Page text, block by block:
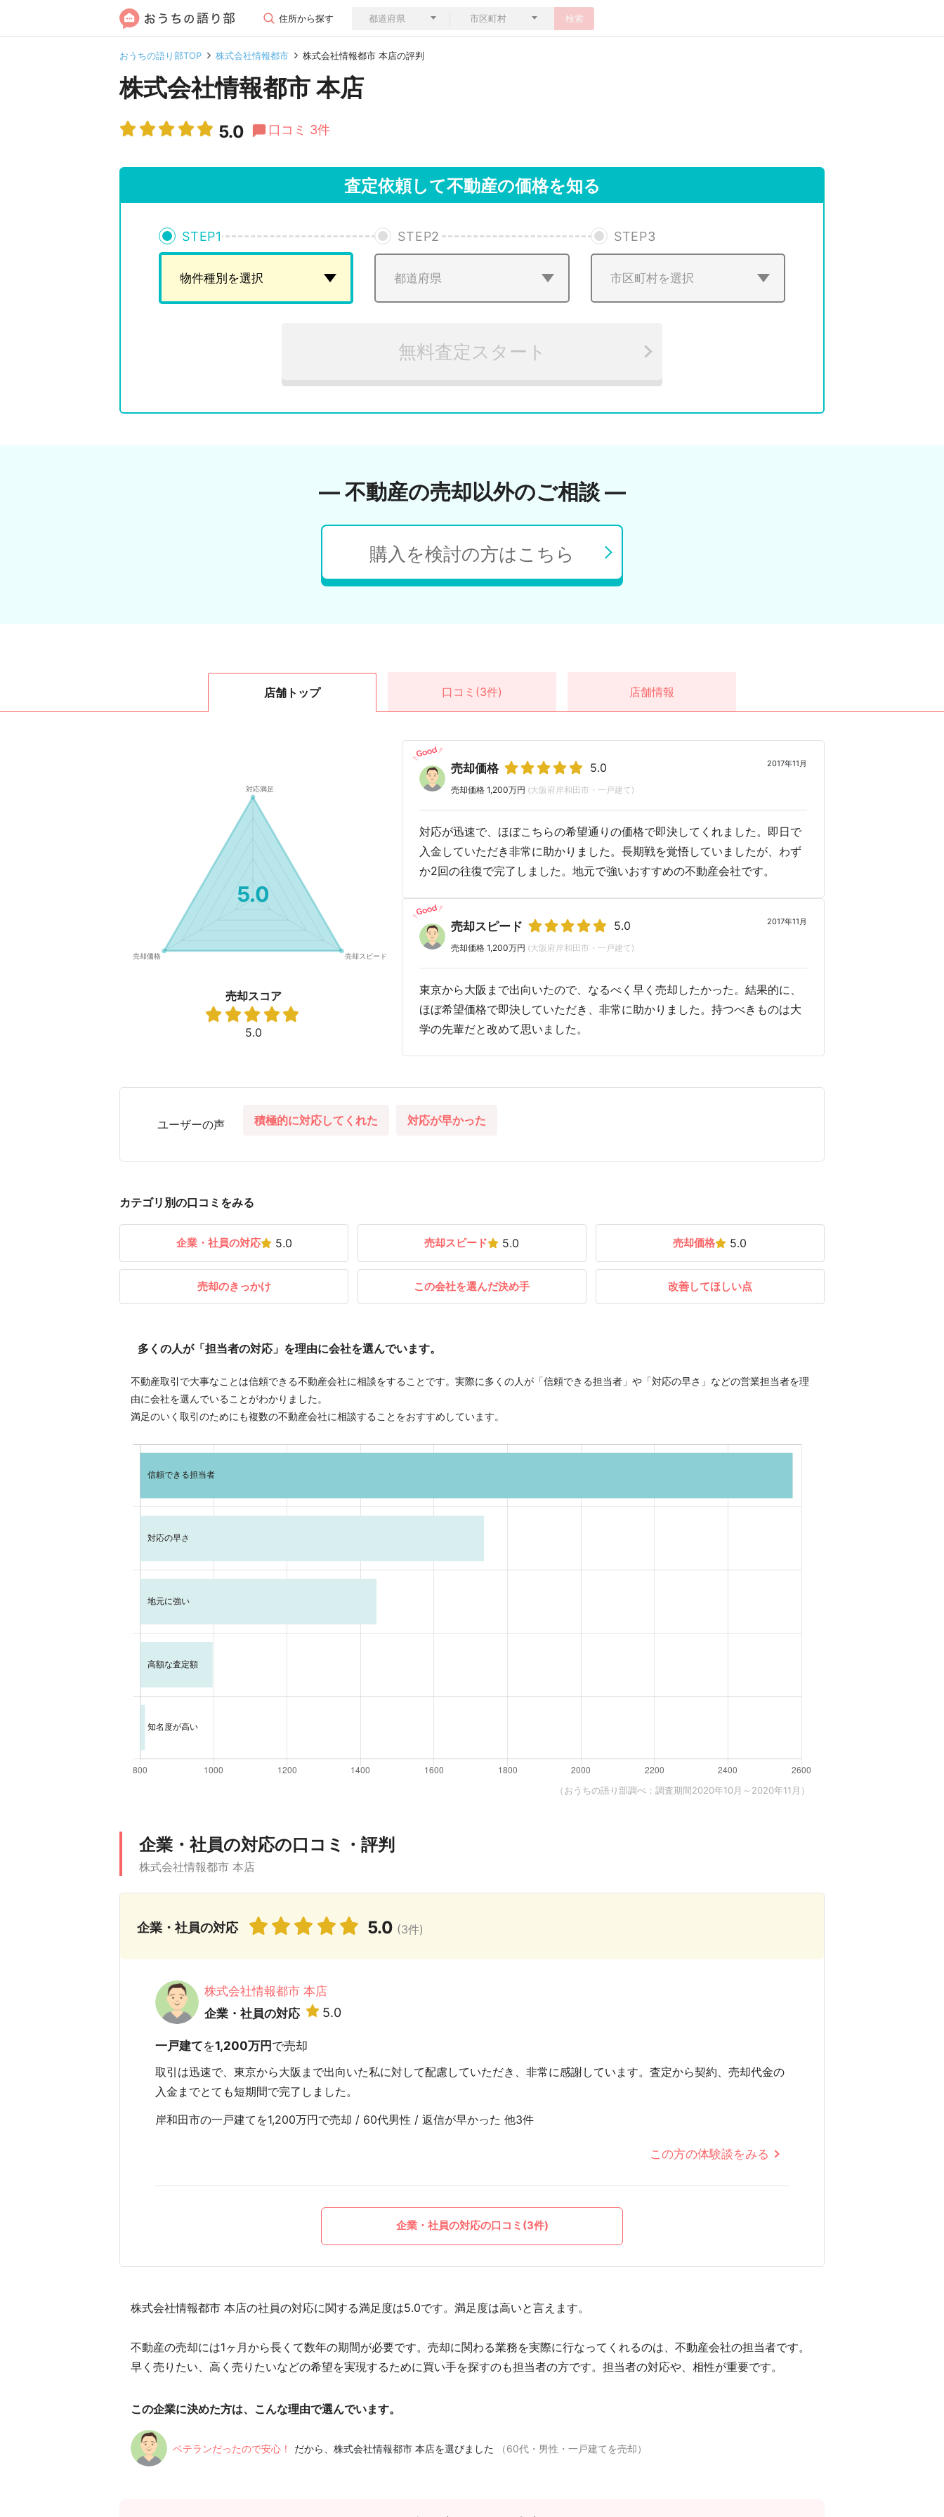
住所から探す 検索
おうちの語り部TOP 株式会社情報都市 株式会社情報都市 本店の評判
株式会社情報都市 本店
5.0 口コミ 3件
査定依頼して不動産の価格を知る
STEP1 STEP2 STEP3
無料査定スタート
― 不動産の売却以外のご相談 ―
購入を検討の方はこちら
店舗 トップ 口コミ (3件) 店舗情報
5.0
売却スコア
5.0
2017年11月
売却価格 5.0
売却価格 1,200万円 (大阪府岸和田市・一戸建て)
対応が迅速で、ほぼこちらの希望通りの価格で即決してくれました。即日で
入金していただき非常に助かりました。長期戦を覚悟していましたが、わず
か2回の往復で完了しました。地元で強いおすすめの不動産会社です。
2017年11月
売却スピード 5.0
売却価格 1,200万円 (大阪府岸和田市・一戸建て)
東京から大阪まで出向いたので、なるべく早く売却したかった。結果的に、
ほぼ希望価格で即決していただき、非常に助かりました。持つべきものは大
学の先輩だと改めて思いました。
ユーザーの声 積極的に対応してくれた 対応が早かった
カテゴリ別の口コミをみる
企業・社員の対応 5.0 売却スピード 5.0 売却価格 5.0
売却のきっかけ この会社を選んだ決め手 改善してほしい点
多くの人が「担当者の対応」を理由に会社を選んでいます。
不動産取引で大事なことは信頼できる不動産会社に相談をすることです。実際に多くの人が「信頼できる担当者」や「対応の早さ」などの営業担当者を理
由に会社を選んでいることがわかりました。
満足のいく取引のためにも複数の不動産会社に相談することをおすすめしています。
（おうちの語り部調べ：調査期間2020年10月～2020年11月）
企業・社員の対応の口コミ・評判
株式会社情報都市 本店
企業・社員の対応 5.0 (3件)
株式会社情報都市 本店
企業・社員の対応
5.0
一戸建てを1,200万円 で売却
取引は迅速で、東京から大阪まで出向いた私に対して配慮していただき、非常に感謝しています。査定から契約、売却代金の
入金までとても短期間で完了しました。
岸和田市の一戸建てを1,200万円で売却 / 60代男性 / 返信が早かった 他3件
この方の体験談をみる
企業・社員の対応の口コミ(3件)
株式会社情報都市 本店の社員の対応に関する満足度は5.0です。満足度は高いと言えます。
不動産の売却には1ヶ月から長くて数年の期間が必要です。売却に関わる業務を実際に行なってくれるのは、不動産会社の担当者です。
早く売りたい、高く売りたいなどの希望を実現するために買い手を探すのも担当者の方です。担当者の対応や、相性が重要です。
この企業に決めた方は、こんな理由で選んでいます。
ベテランだったので安心！ だから、株式会社情報都市 本店を選びました （60代・男性・一戸建てを売却）